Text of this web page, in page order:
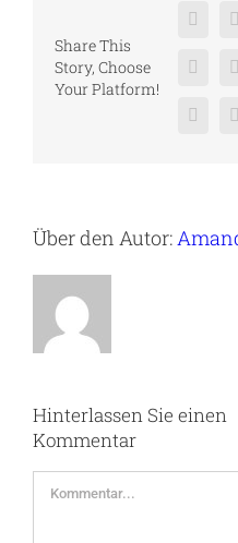
Share This
Story, Choose
Your Platform!
X
Reddit
Über den Autor:
Hinterlassen Sie einen
Kommentar
Kommentar